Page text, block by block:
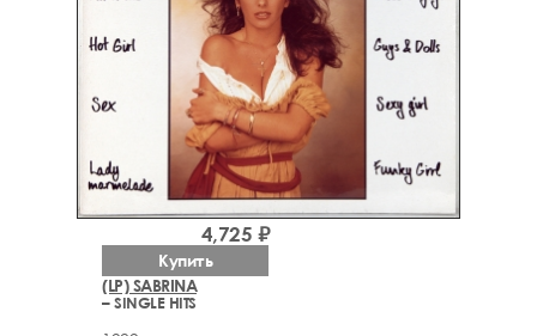
(LP) SABRINA
– SINGLE HITS
4,725 ₽
Купить